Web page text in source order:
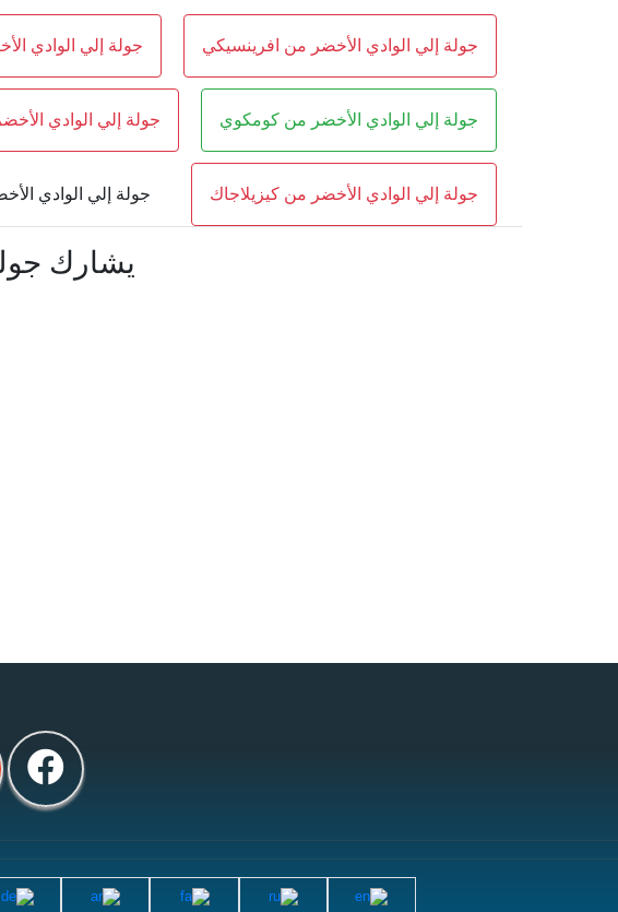
جولة إلي الوادي الأخضر من افرينسيكي جولة إلي الوادي
جولة إلي الوادي الأخضر من كومكوي جولة إلي الوادي
جولة إلي الوادي الأخضر من كيزيلاجاك جولة إلي الوادي
يشارك